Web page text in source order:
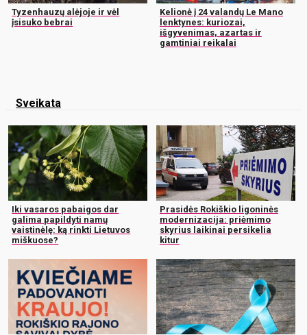
Tyzenhauzų alėjoje ir vėl
įsisuko bebrai
Kelionė į 24 valandų Le Mano
lenktynes: kuriozai,
išgyvenimas, azartas ir
gamtiniai reikalai
Sveikata
Iki vasaros pabaigos dar
galima papildyti namų
vaistinėlę: ką rinkti Lietuvos
miškuose?
Prasidės Rokiškio ligoninės
modernizacija: priėmimo
skyrius laikinai persikelia
kitur